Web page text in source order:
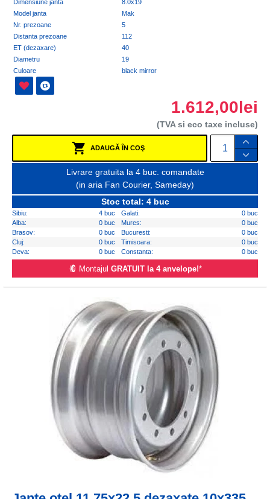
Dimensiune janta
8.0x19
Model janta
Mak
Nr. prezoane
5
Distanta prezoane
112
ET (dezaxare)
40
Diametru
19
Culoare
black mirror
1.612,00lei
(TVA si eco taxe incluse)
ADAUGĂ ÎN COŞ
Livrare gratuita la 4 buc. comandate
(in aria Fan Courier, Sameday)
Stoc total: 4 buc
Sibiu: 4 buc Galati:
0 buc
Alba:
0 buc Mures:
0 buc
Brasov:
0 buc Bucuresti:
0 buc
Cluj:
0 buc Timisoara:
0 buc
Deva:
0 buc Constanta: 0 buc
Montajul GRATUIT la 4 anvelope!*